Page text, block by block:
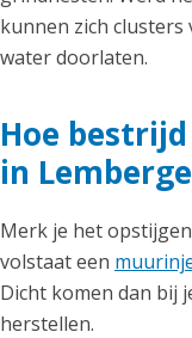
kunnen zich
water doorlaten.
Hoe
in
Merk je het
volstaat een
Dicht komen dan bij
herstellen.